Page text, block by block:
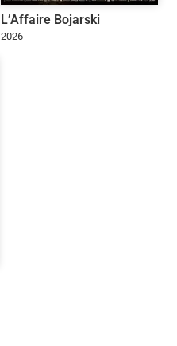
L’Affaire Bojarski
2026